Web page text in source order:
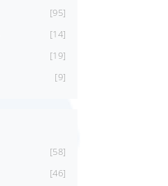
95
14
19
9
58
46